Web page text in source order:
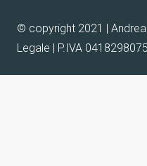
© copyright 2021 |
Legale | P.IVA